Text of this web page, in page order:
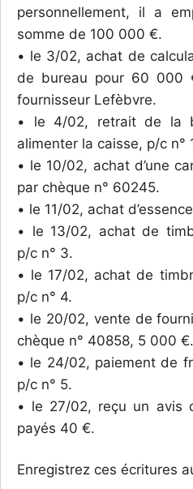
personnellement, il a
somme de 100 000 €.
• le 3/02, achat de
de bureau pour 60 000
fournisseur Lefèbvre.
• le 4/02, retrait de la
alimenter la caisse, p/c n°
• le 10/02, achat d’une
par chèque n° 60245.
• le 11/02, achat
• le 13/02, achat de
p/c n° 3.
• le 17/02, achat de
p/c n° 4.
• le 20/02, vente de
chèque n° 40858, 5 000 €.
• le 24/02, paiement de
p/c n° 5.
• le 27/02, reçu un avis
payés 40 €.
Enregistrez ces écritures